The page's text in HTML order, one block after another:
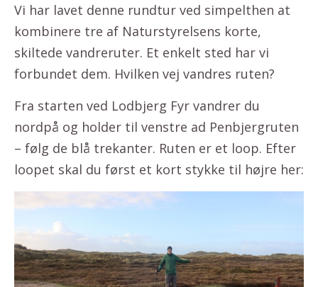
Vi har lavet denne rundtur ved simpelthen at
kombinere tre af Naturstyrelsens korte,
skiltede vandreruter. Et enkelt sted har vi
forbundet dem. Hvilken vej vandres ruten?
Fra starten ved Lodbjerg Fyr vandrer du
nordpå og holder til venstre ad Penbjergruten
– følg de blå trekanter. Ruten er et loop. Efter
loopet skal du først et kort stykke til højre her: